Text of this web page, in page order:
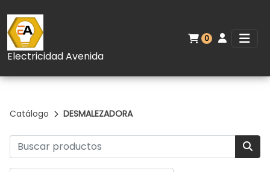
Electricidad Avenida
0
Catálogo DESMALEZADORA